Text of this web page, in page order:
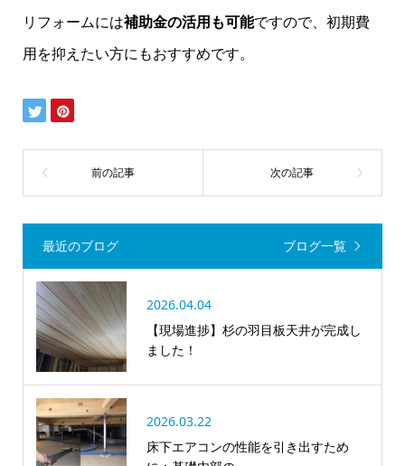
リフォームには補助金の活用も可能ですので、初期費
用を抑えたい方にもおすすめです。
最近のブログ ブログ一覧
2026.04.04
【現場進捗】杉の羽目板天井が完成し
ました！
2026.03.22
床下エアコンの性能を引き出すため